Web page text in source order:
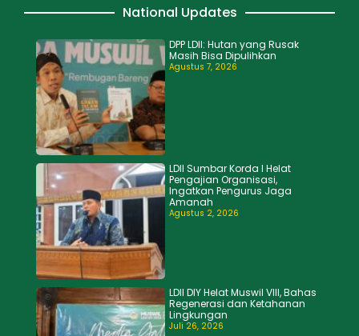
National Updates
DPP LDII: Hutan yang Rusak
Masih Bisa Dipulihkan
Agustus 7, 2026
LDII Sumbar Korda I Helat
Pengajian Organisasi,
Ingatkan Pengurus Jaga
Amanah
Agustus 2, 2026
LDII DIY Helat Muswil VIII, Bahas
Regenerasi dan Ketahanan
Lingkungan
Juli 26, 2026